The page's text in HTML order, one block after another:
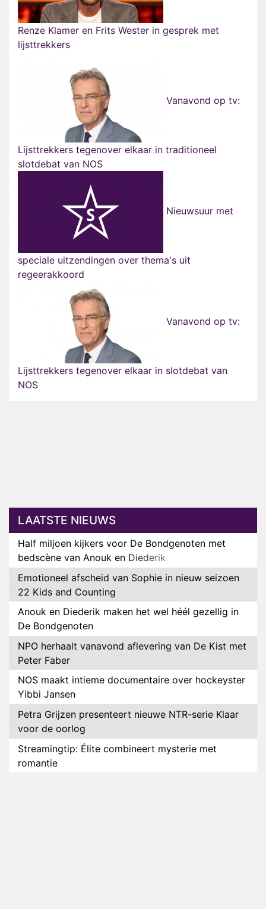
Renze Klamer en Frits Wester in gesprek met
lijsttrekkers
Vanavond op tv:
Lijsttrekkers tegenover elkaar in traditioneel
slotdebat van NOS
Nieuwsuur met
speciale uitzendingen over thema's uit
regeerakkoord
Vanavond op tv:
Lijsttrekkers tegenover elkaar in slotdebat van
NOS
LAATSTE NIEUWS
Half miljoen kijkers voor De Bondgenoten met
bedscène van Anouk en Diederik
Emotioneel afscheid van Sophie in nieuw seizoen
22 Kids and Counting
Anouk en Diederik maken het wel héél gezellig in
De Bondgenoten
NPO herhaalt vanavond aflevering van De Kist met
Peter Faber
NOS maakt intieme documentaire over hockeyster
Yibbi Jansen
Petra Grijzen presenteert nieuwe NTR-serie Klaar
voor de oorlog
Streamingtip: Élite combineert mysterie met
romantie